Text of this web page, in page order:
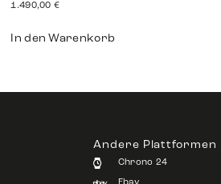
1.490,00€
In den Warenkorb
Andere Plattformen
Chrono 24